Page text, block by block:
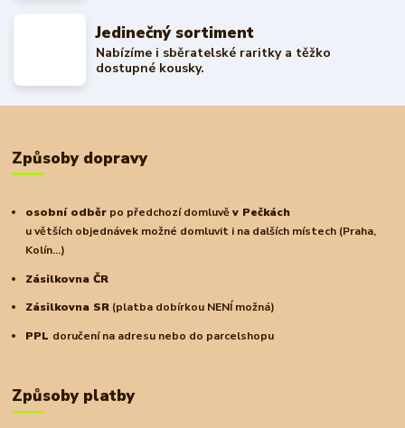
Jedinečný sortiment
Nabízíme i sběratelské raritky a těžko
dostupné kousky.
Způsoby dopravy
osobní odběr po předchozí domluvěv Pečkách
u větších objednávek možné domluvit i na dalších místech (Praha,
Kolín...)
Zásilkovna ČR
Zásilkovna SR (platba dobírkou NENÍ možná)
PPL doručení na adresu nebo do parcelshopu
Způsoby platby